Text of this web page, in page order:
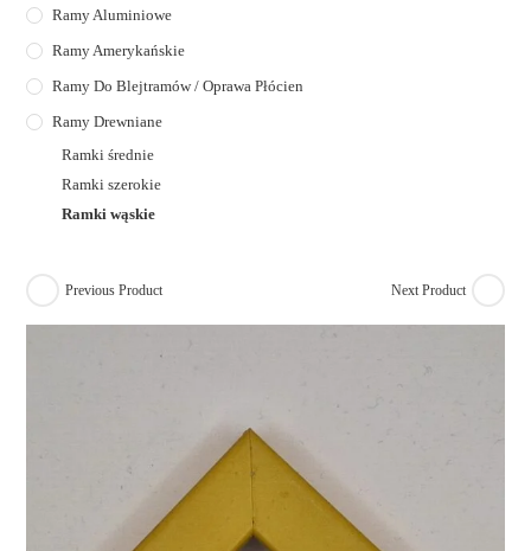
Previous Product Next Product
Ramy Aluminiowe
Ramy Amerykańskie
Ramy Do Blejtramów / Oprawa Płócien
Ramy Drewniane
Ramki średnie
Ramki szerokie
Ramki wąskie